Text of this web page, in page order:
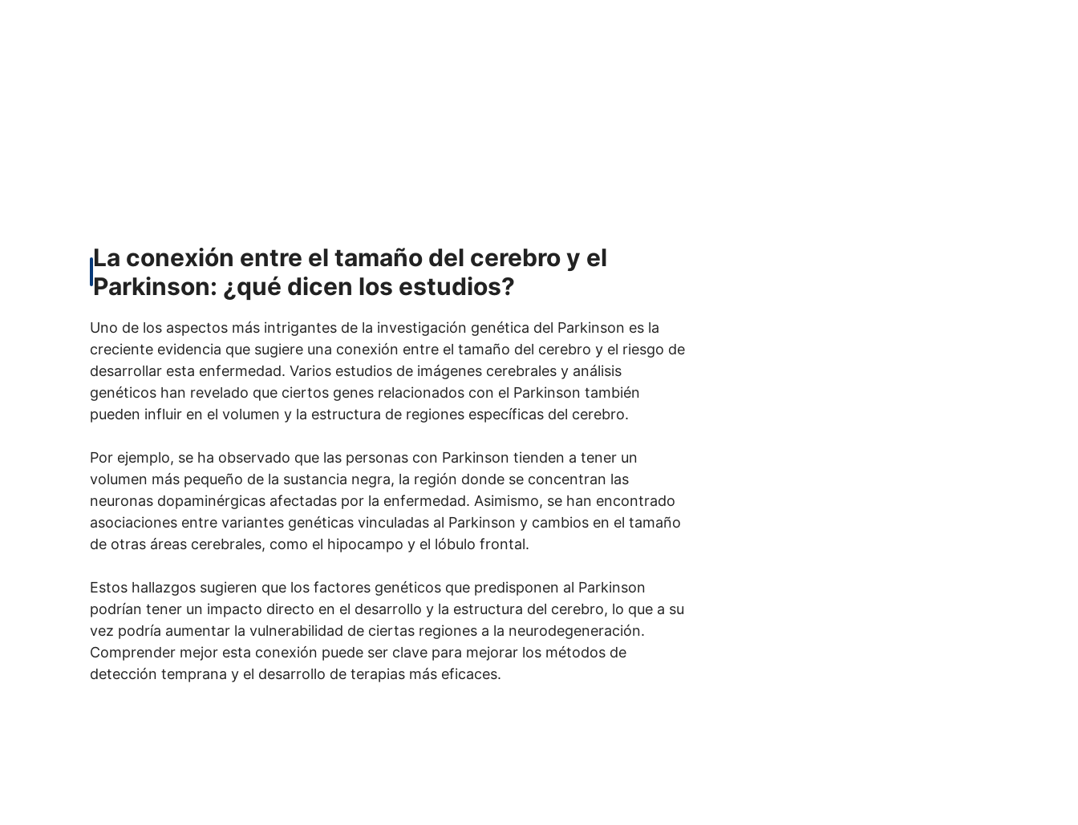
La conexión entre el tamaño del cerebro y el
Parkinson: ¿qué dicen los estudios?
Uno de los aspectos más intrigantes de la investigación genética del Parkinson es la
creciente evidencia que sugiere una conexión entre el tamaño del cerebro y el riesgo de
desarrollar esta enfermedad. Varios estudios de imágenes cerebrales y análisis
genéticos han revelado que ciertos genes relacionados con el Parkinson también
pueden influir en el volumen y la estructura de regiones específicas del cerebro.
Por ejemplo, se ha observado que las personas con Parkinson tienden a tener un
volumen más pequeño de la sustancia negra, la región donde se concentran las
neuronas dopaminérgicas afectadas por la enfermedad. Asimismo, se han encontrado
asociaciones entre variantes genéticas vinculadas al Parkinson y cambios en el tamaño
de otras áreas cerebrales, como el hipocampo y el lóbulo frontal.
Estos hallazgos sugieren que los factores genéticos que predisponen al Parkinson
podrían tener un impacto directo en el desarrollo y la estructura del cerebro, lo que a su
vez podría aumentar la vulnerabilidad de ciertas regiones a la neurodegeneración.
Comprender mejor esta conexión puede ser clave para mejorar los métodos de
detección temprana y el desarrollo de terapias más eficaces.